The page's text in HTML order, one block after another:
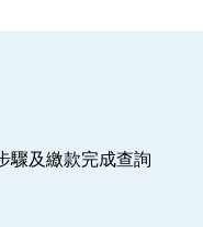
驟及繳款完成查詢